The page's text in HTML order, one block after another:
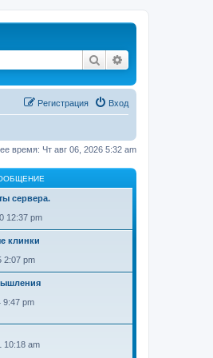
Поиск
Вход
Регистрация
время: Чт авг 06, 2026 5:32 am
сервера.
12:37 pm
клинки
2:07 pm
9:47 pm
10:18 am